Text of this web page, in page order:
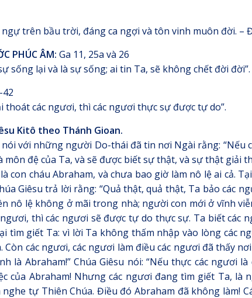
trên bầu trời, đáng ca ngợi và tôn vinh muôn đời. –
PHÚC ÂM: Ga 11, 25a và 26
sống lại và là sự sống; ai tin Ta, sẽ không chết đời đời”.
42
thoát các ngươi, thì các ngươi thực sự được tự do”.
Kitô theo Thánh Gioan.
nói với những người Do-thái đã tin nơi Ngài rằng: “Nếu
môn đệ của Ta, và sẽ được biết sự thật, và sự thật giải
con cháu Abraham, và chưa bao giờ làm nô lệ ai cả.
Giêsu trả lời rằng: “Quả thật, quả thật, Ta bảo các
nô lệ không ở mãi trong nhà; người con mới ở vĩnh
thì các ngươi sẽ được tự do thực sự. Ta biết các
tìm giết Ta: vì lời Ta không thấm nhập vào lòng các
Còn các ngươi, các ngươi làm điều các ngươi đã thấy
là Abraham!” Chúa Giêsu nói: “Nếu thực các ngươi
của Abraham! Nhưng các ngươi đang tìm giết Ta, là
tự Thiên Chúa. Điều đó Abraham đã không làm!